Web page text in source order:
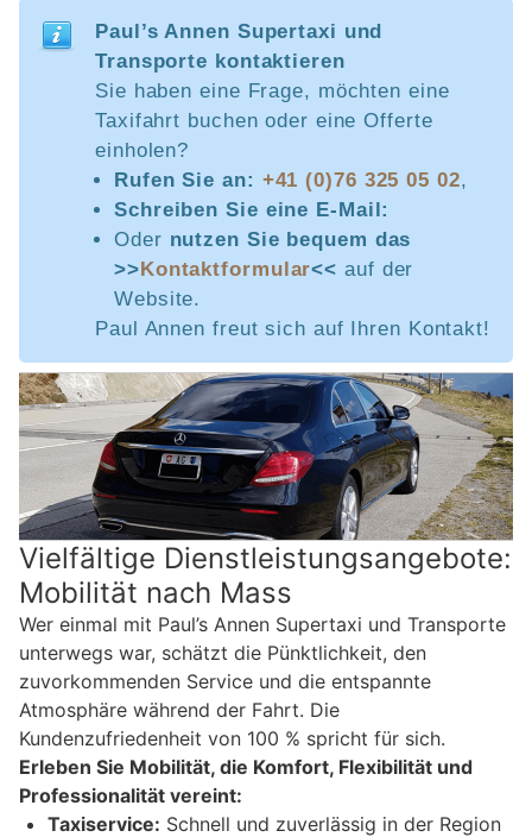
Paul’s Annen Supertaxi und
Transporte kontaktieren
Sie haben eine Frage, möchten eine
Taxifahrt buchen oder eine Offerte
einholen?
Rufen Sie an: +41 (0)76 325 05 02,
Schreiben Sie eine E-Mail:
Oder nutzen Sie bequem das
>>Kontaktformular<< auf der
Website.
Paul Annen freut sich auf Ihren Kontakt!
Vielfältige Dienstleistungsangebote:
Mobilität nach Mass
Wer einmal mit Paul’s Annen Supertaxi und Transporte
unterwegs war, schätzt die Pünktlichkeit, den
zuvorkommenden Service und die entspannte
Atmosphäre während der Fahrt. Die
Kundenzufriedenheit von 100 % spricht für sich.
Erleben Sie Mobilität, die Komfort, Flexibilität und
Professionalität vereint:
Taxiservice: Schnell und zuverlässig in der Region